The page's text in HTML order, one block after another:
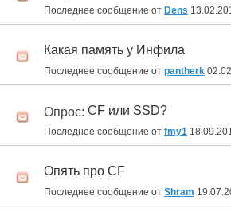
Последнее сообщение от Dens
Какая память у Инфила
Последнее сообщение от pantherk
Опрос: CF или SSD?
Последнее сообщение от fmy1
Опять про CF
Последнее сообщение от Shram